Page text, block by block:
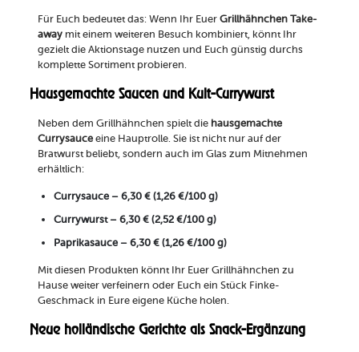
Für Euch bedeutet das: Wenn Ihr Euer Grillhähnchen Take-
awaymit einem weiteren Besuch kombiniert, könnt Ihr
gezielt die Aktionstage nutzen und Euch günstig durchs
komplette Sortiment probieren.
Hausgemachte Saucen und Kult-Currywurst
Neben dem Grillhähnchen spielt die hausgemachte
Currysauceeine Hauptrolle. Sie ist nicht nur auf der
Bratwurst beliebt, sondern auch im Glas zum Mitnehmen
erhältlich:
Currysauce – 6,30 € (1,26 €/100 g)
Currywurst – 6,30 € (2,52 €/100 g)
Paprikasauce – 6,30 € (1,26 €/100 g)
Mit diesen Produkten könnt Ihr Euer Grillhähnchen zu
Hause weiter verfeinern oder Euch ein Stück Finke-
Geschmack in Eure eigene Küche holen.
Neue holländische Gerichte als Snack-Ergänzung